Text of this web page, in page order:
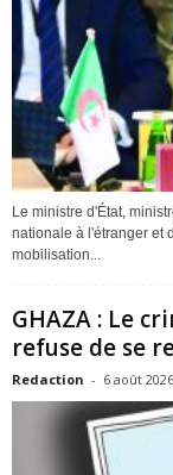
Le ministre d'État,
nationale à l'étranger et
mobilisation...
GHAZA : Le
refuse de se
Redaction - 6 août 2026